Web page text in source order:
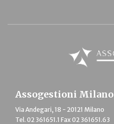
Assogestioni Milano
Via Andegari, 18 - 20121 Milano
Tel. 02 361651.1 Fax 02 361651.63